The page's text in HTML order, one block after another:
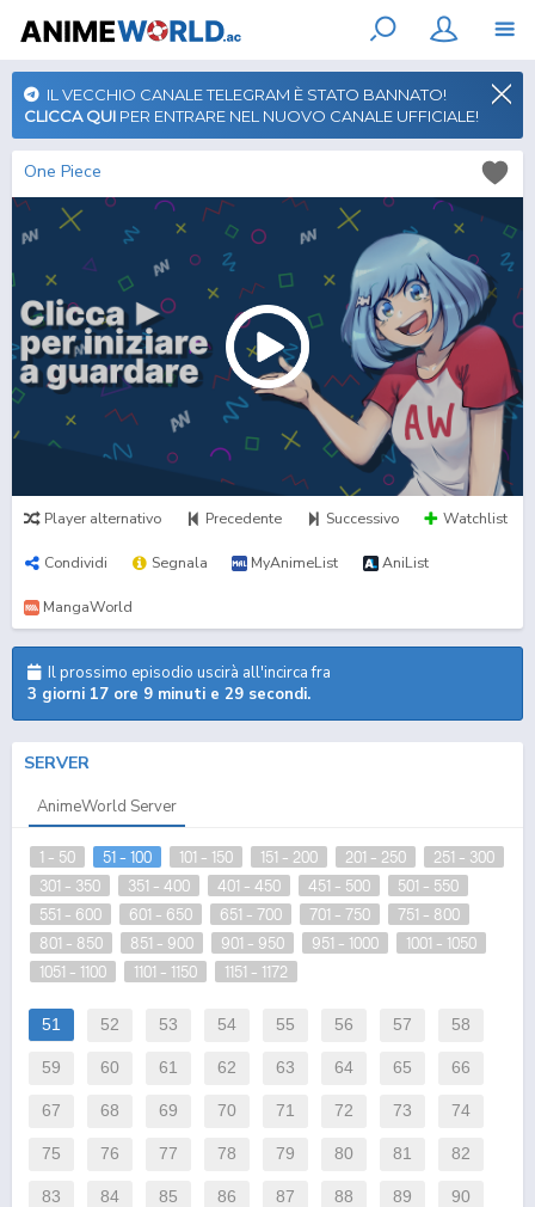
IL VECCHIO CANALE TELEGRAM È STATO BANNATO!
CLICCA QUI PER ENTRARE NEL NUOVO CANALE UFFICIALE!
One Piece
Player alternativo Precedente Successivo Watchlist
Condividi Segnala MyAnimeList AniList
MangaWorld
Il prossimo episodio uscirà all'incirca fra
3 giorni 17 ore 9 minuti e 29 secondi.
SERVER
AnimeWorld Server
1 - 50 51 - 100 101 - 150 151 - 200 201 - 250
251 - 300
301 - 350
351 - 400 401 - 450 451 - 500
501 - 550
551 - 600
601 - 650 651 - 700 701 - 750
751 - 800
801 - 850
851 - 900 901 - 950 951 - 1000
1001 - 1050
1051 - 1100
1101 - 1150 1151 - 1172
51 52 53 54 55 56 57 58
59 60 61 62 63 64 65 66
67 68 69 70 71 72 73 74
75 76 77 78 79 80 81 82
83 84 85 86 87 88 89 90